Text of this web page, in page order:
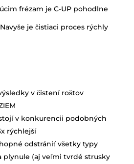
frézam je C-UP pohodlne
je čistiaci proces rýchly
v čistení roštov
v konkurencii podobných
rýchlejší
odstrániť všetky typy
plynule (aj veľmi tvrdé strusky